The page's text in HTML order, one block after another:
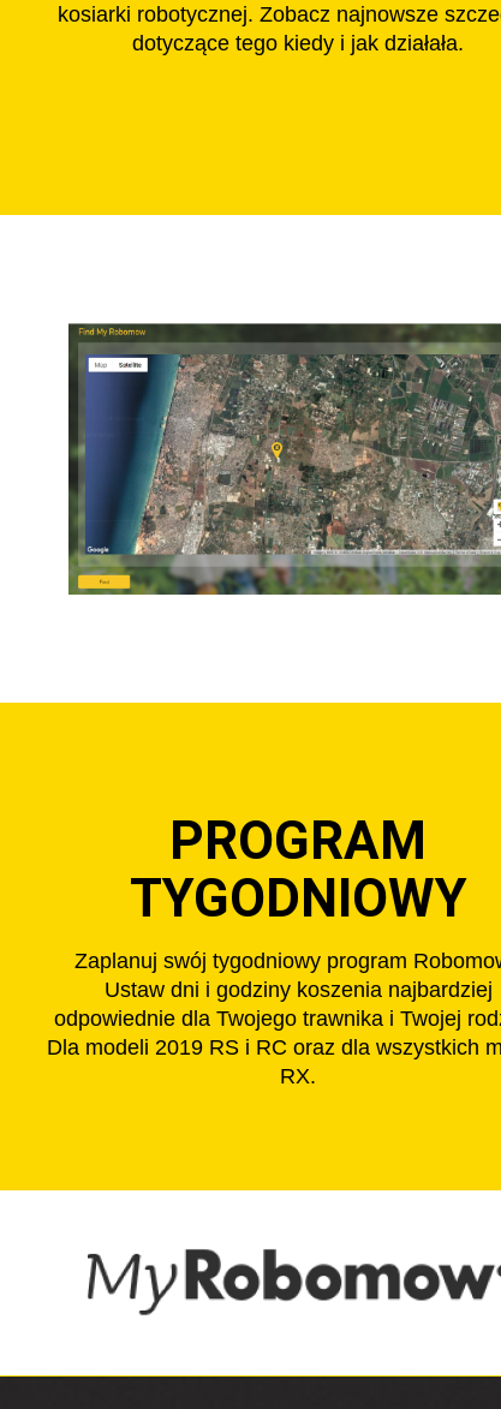
kosiarki robotycznej. Zobacz najnowsze
dotyczące tego kiedy i jak działała.
PROGRAM
TYGODNIOWY
Zaplanuj swój tygodniowy program
Ustaw dni i godziny koszenia najbardziej
odpowiednie dla Twojego trawnika i Twojej
Dla modeli 2019 RS i RC oraz dla wszystkich
RX.